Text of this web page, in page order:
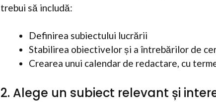
trebui să includă:
Definirea subiectului lucrării
Stabilirea obiectivelor și a întrebărilor de
Crearea unui calendar de redactare, cu
2. Alege un subiect relevant și